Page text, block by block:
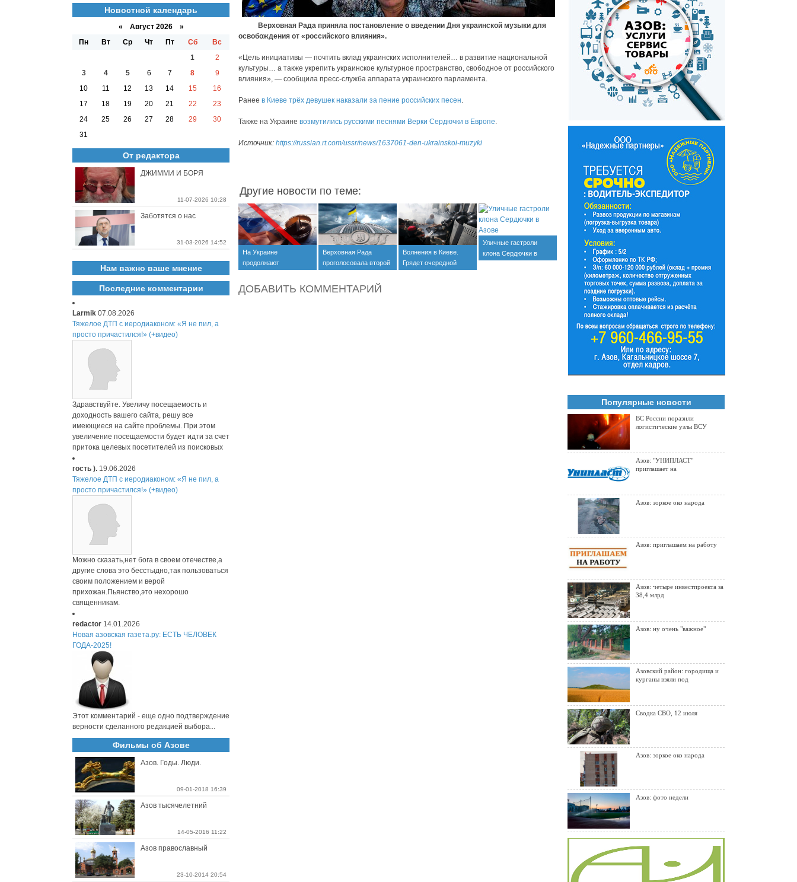
Верховная Рада приняла постановление о введении Дня украинской музыки для
освобождения от «российского влияния».
«Цель инициативы — почтить вклад украинских исполнителей… в развитие национальной
культуры… а также укрепить украинское культурное пространство, свободное от российского
влияния», — сообщила пресс-служба аппарата украинского парламента.
Ранее в Киеве трёх девушек наказали за пение российских песен.
Также на Украине возмутились русскими песнями Верки Сердючки в Европе.
Источник: https://russian.rt.com/ussr/news/1637061-den-ukrainskoi-muzyki
Другие новости по теме:
На Украине
продолжают
Верховная Рада
проголосовала второй
Волнения в Киеве.
Грядет очередной
Уличные гастроли
клона Сердючки в
ДОБАВИТЬ КОММЕНТАРИЙ
Новостной календарь
« Август 2026 »
Пн
Вт Ср Чт Пт Сб
Вс
1
2
3
4 5 6 7 8
9
10
11 12 13 14 15
16
17
18 19 20 21 22
23
24
25 26 27 28 29
30
31
От редактора
ДЖИММИ И БОРЯ
11-07-2026 10:28
Заботятся о нас
31-03-2026 14:52
Нам важно ваше мнение
Последние комментарии
Larmik 07.08.2026
Тяжелое ДТП с иеродиаконом: «Я не пил, а
просто причастился!» (+видео)
Здравствуйте. Увеличу посещаемость и
доходность вашего сайта, решу все
имеющиеся на сайте проблемы. При этом
увеличение посещаемости будет идти за счет
притока целевых посетителей из поисковых
гость ). 19.06.2026
Тяжелое ДТП с иеродиаконом: «Я не пил, а
просто причастился!» (+видео)
Можно сказать,нет бога в своем отечестве,а
другие слова это бесстыдно,так пользоваться
своим положением и верой
прихожан.Пьянство,это нехорошо
священникам.
redactor 14.01.2026
Новая азовская газета.ру: ЕСТЬ ЧЕЛОВЕК
ГОДА-2025!
Этот комментарий - еще одно подтверждение
верности сделанного редакцией выбора...
Фильмы об Азове
Азов. Годы. Люди.
09-01-2018 16:39
Азов тысячелетний
14-05-2016 11:22
Азов православный
23-10-2014 20:54
Популярные новости
ВС России поразили
логистические узлы ВСУ
Азов: "УНИПЛАСТ"
приглашает на
Азов: зоркое око народа
Азов: приглашаем на работу
Азов: четыре инвестпроекта за
38,4 млрд
Азов: ну очень "важное"
Азовский район: городища и
курганы взяли под
Сводка СВО, 12 июля
Азов: зоркое око народа
Азов: фото недели